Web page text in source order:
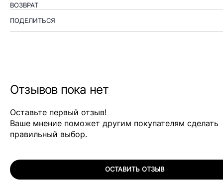
ВОЗВРАТ
ПОДЕЛИТЬСЯ
Отзывов пока нет
Оставьте первый отзыв!
Ваше мнение поможет другим покупателям сделать
правильный выбор.
ОСТАВИТЬ ОТЗЫВ